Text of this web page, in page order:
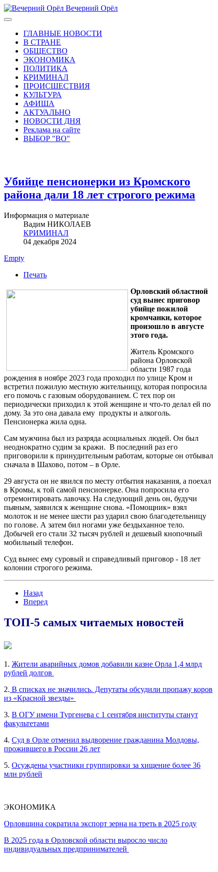
Вечерний Орёл
ГЛАВНЫЕ НОВОСТИ
В СТРАНЕ
ОБЩЕСТВО
ЭКОНОМИКА
ПОЛИТИКА
КРИМИНАЛ
ПРОИСШЕСТВИЯ
КУЛЬТУРА
АФИША
АКТУАЛЬНО
НОВОСТИ ДНЯ
Реклама на сайте
ВЫБОР "ВО"
Убийце пенсионерки из Кромского
района дали 18 лет строгого режима
Информация о материале
Вадим НИКОЛАЕВ
КРИМИНАЛ
04 декабря 2024
Empty
Печать
Орловский областной
суд вынес приговор
убийце пожилой
кромчанки, которое
произошло в августе
этого года.
Житель Кромского
района Орловской
области 1987 года
рождения в ноябре 2023 года проходил по улице Кром и
встретил пожилую местную жительницу, которая попросила
его помочь с газовым оборудованием. С тех пор он
периодически приходил к этой женщине и что-то делал ей по
дому. За это она давала ему продукты и алкоголь.
Пенсионерка жила одна.
Сам мужчина был из разряда асоциальных людей. Он был
неоднократно судим за кражи. В последний раз его
приговорили к принудительным работам, которые он отбывал
сначала в Шахово, потом – в Орле.
29 августа он не явился по месту отбытия наказания, а поехал
в Кромы, к той самой пенсионерке. Она попросила его
отремонтировать лавочку. На следующий день он, будучи
пьяным, заявился к женщине снова. «Помощник» взял
молоток и не менее шести раз ударил свою благодетельницу
по голове. А затем бил ногами уже бездыханное тело.
Добычей его стали 32 тысяч рублей и дешевый кнопочный
мобильный телефон.
Суд вынес ему суровый и справедливый приговор - 18 лет
колонии строгого режима.
Назад
Вперед
ТОП-5 самых читаемых новостей
1. Жители аварийных домов добавили казне Орла 1,4 млрд
рублей долгов
2. В списках не значились. Депутаты обсудили пропажу коров
из «Красной звезды»
3. В ОГУ имени Тургенева с 1 сентября институты станут
факультетами
4. Суд в Орле отменил выдворение гражданина Молдовы,
прожившего в России 26 лет
5. Осуждены участники группировки за хищение более 36
млн рублей
ЭКОНОМИКА
Орловщина сократила экспорт зерна на треть в 2025 году
В 2025 года в Орловской области выросло число
индивидуальных предпринимателей